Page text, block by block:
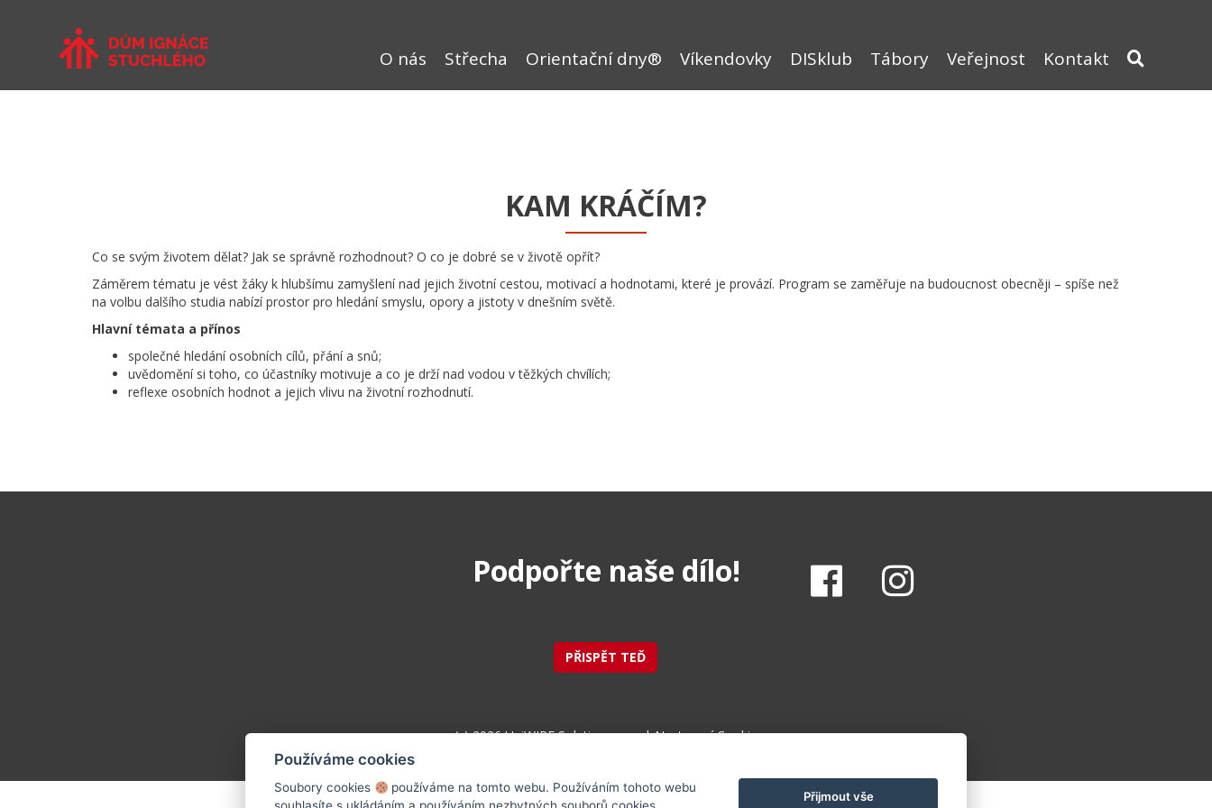
O nás Střecha Orientační dny® Víkendovky DISklub Tábory Veřejnost Kontakt
KAM KRÁČÍM?
Co se svým životem dělat? Jak se správně rozhodnout? O co je dobré se v životě opřít?
Záměrem tématu je vést žáky k hlubšímu zamyšlení nad jejich životní cestou, motivací a hodnotami, které je provází. Program se zaměřuje na budoucnost obecněji – spíše než
na volbu dalšího studia nabízí prostor pro hledání smyslu, opory a jistoty v dnešním světě.
Hlavní témata a přínos
společné hledání osobních cílů, přání a snů;
uvědomění si toho, co účastníky motivuje a co je drží nad vodou v těžkých chvílích;
reflexe osobních hodnot a jejich vlivu na životní rozhodnutí.
Podpořte naše dílo!
PŘISPĚT TEĎ
(c) 2026 UniWIRE Solution, s.r.o. |Nastavení Cookie
Používáme cookies
Soubory cookies
používáme na tomto webu. Používáním tohoto webu
Přijmout vše